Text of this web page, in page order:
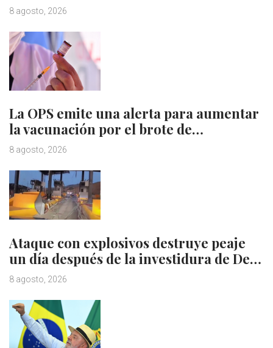
8 agosto, 2026
La OPS emite una alerta para aumentar
la vacunación por el brote de…
8 agosto, 2026
Ataque con explosivos destruye peaje
un día después de la investidura de De…
8 agosto, 2026